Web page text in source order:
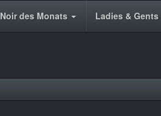
Noir des Monats Ladies & Gents